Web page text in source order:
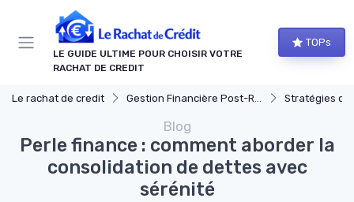
LE GUIDE ULTIME POUR CHOISIR VOTRE
RACHAT DE CREDIT
TOPs
Le rachat de credit Gestion Financière Post-Rachat Stratégies de
Blog
Perle finance : comment aborder la
consolidation de dettes avec
sérénité
Panneau de gestion des cookies